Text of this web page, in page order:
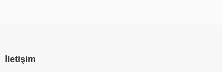
İletişim